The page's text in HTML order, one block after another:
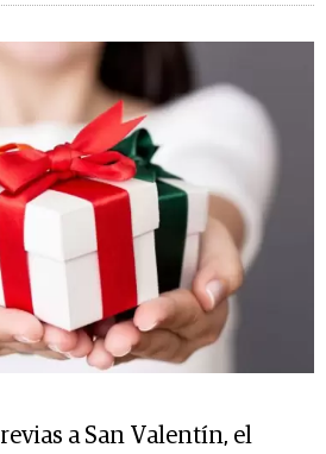
a San Valentín, el